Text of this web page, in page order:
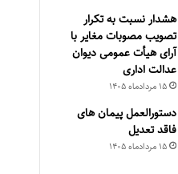
هشدار نسبت به تکرار
تصویب مصوبات مغایر با
آرای هیأت عمومی دیوان
عدالت اداری
۱۵ مرداد‌ماه ۱۴۰۵
دستورالعمل پیمان های
فاقد تعدیل
۱۵ مرداد‌ماه ۱۴۰۵